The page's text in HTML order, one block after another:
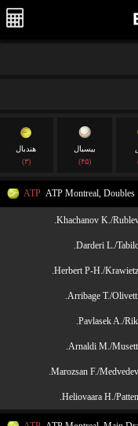
بیسبال
(۴۵)
هندبال
(۳)
ATP ATP Montreal, Doubles
Khachanov K./
Darderi L./
Herbert P-H./
Arribage T./
Pavlasek A./
Arnaldi M./
Marozsan F./
Heliovaara H./